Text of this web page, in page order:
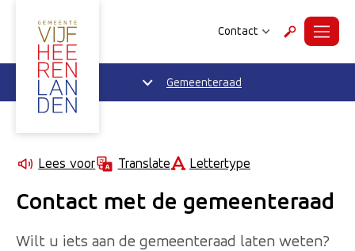
Contact ZoekenMenu
Gemeenteraad
Lees voor Translate Lettertype
Contact met de gemeenteraad
Wilt u iets aan de gemeenteraad laten weten?